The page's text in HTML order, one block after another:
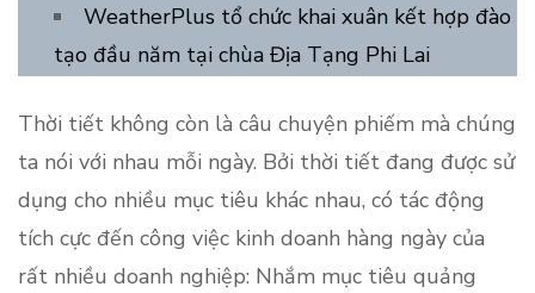
WeatherPlus tổ chức khai xuân kết hợp đào
tạo đầu năm tại chùa Địa Tạng Phi Lai
Thời tiết không còn là câu chuyện phiếm mà chúng
ta nói với nhau mỗi ngày. Bởi thời tiết đang được sử
dụng cho nhiều mục tiêu khác nhau, có tác động
tích cực đến công việc kinh doanh hàng ngày của
rất nhiều doanh nghiệp: Nhắm mục tiêu quảng